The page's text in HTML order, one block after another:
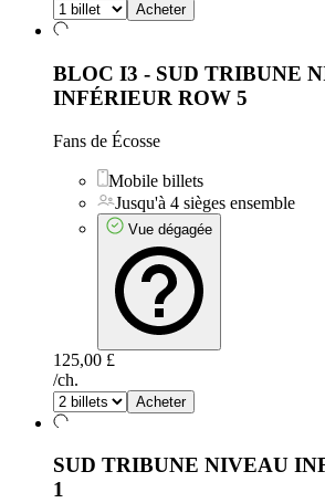
Acheter
BLOC I3 - SUD TRIBUNE
INFÉRIEUR ROW 5
Fans de Écosse
Mobile billets
Jusqu'à 4 sièges ensemble
Vue dégagée
125,00 £
/ch.
Acheter
SUD TRIBUNE NIVEAU
1